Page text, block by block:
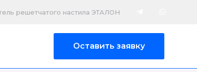
решетчатого настила ЭТАЛОН
Оставить заявку